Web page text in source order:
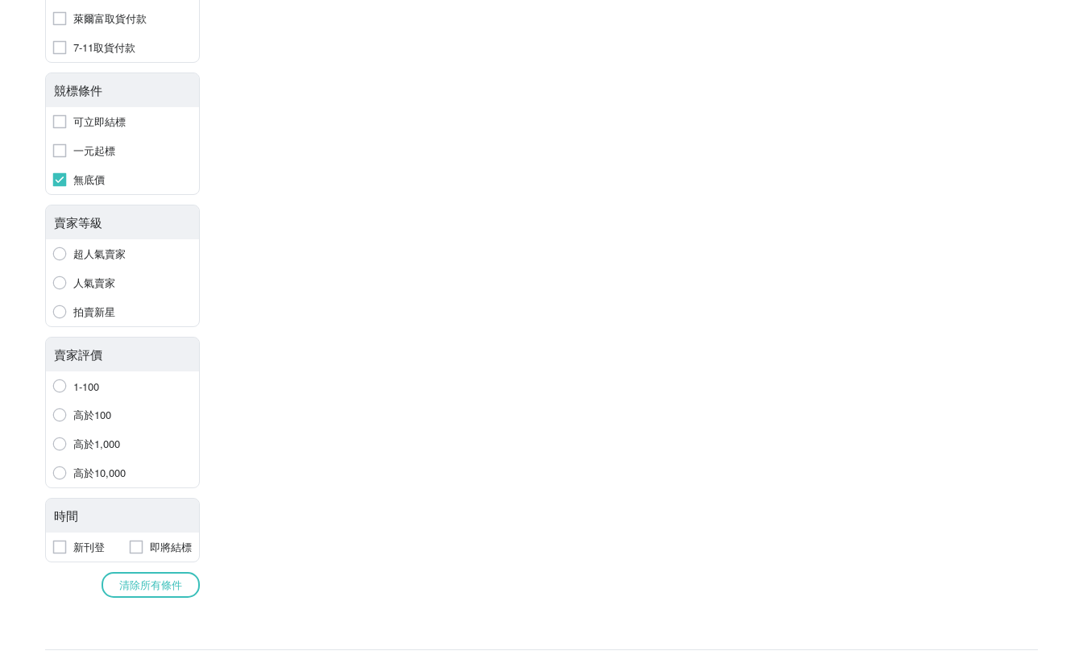
萊爾富取貨付款
7-11取貨付款
競標條件
可立即結標
一元起標
無底價
賣家等級
超人氣賣家
人氣賣家
拍賣新星
賣家評價
1-100
高於100
高於1,000
高於10,000
時間
新刊登 即將結標
清除所有條件